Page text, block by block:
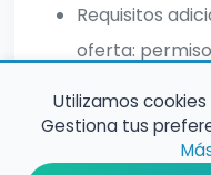
Requisitos
oferta:
Utilizamos
Gestiona tus